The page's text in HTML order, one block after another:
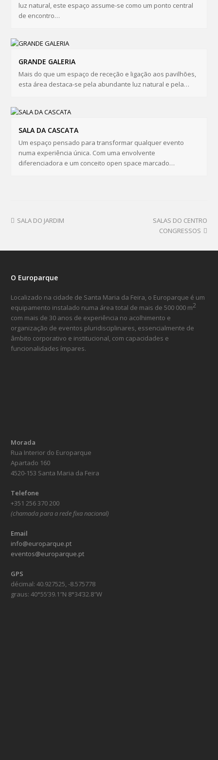
luz natural, este espaço assume-se como um ponto central
de encontro…
GRANDE GALERIA
Mais do que um espaço de receção e ligação aos pavilhões,
esta área destaca-se pela abundante luz natural e pela…
SALA DA CASCATA
Um espaço pensado para transformar qualquer evento
numa experiência única. Com uma envolvente
diferenciadora e um conceito open space marcado…
SALA DO JARDIM
SALAS DO CENTRO
CONGRESSOS
O Europarque
Localizado na cidade de Santa Maria da Feira, o Europarque é um
equipamento instalado numa área total de mais de 500 000 m2
com mais de 30 anos de experiência no acolhimento e
organização de eventos pluridisciplinares, essencialmente de
âmbito corporativo e institucional, com capacidades e
funcionalidades ímpares.
Morada
Rua Interior do Europarque
Apartado 160
4520-153 Santa Maria da Feira
Telefone
+351 256 370 200
(chamada para a rede fixa nacional)
Email
info@europarque.pt
eventos@europarque.pt
GPS
décimal: 40.927525, -8.575778
graus: 40°55’39.1″N 8°34’32.8″W